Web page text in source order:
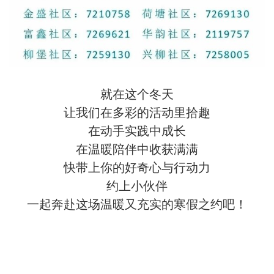
就在这个冬天
让我们在多彩的活动里拾趣
在动手实践中成长
在温暖陪伴中收获满满
快带上你的好奇心与行动力
约上小伙伴
一起奔赴这场温暖又充实的寒假之约吧！